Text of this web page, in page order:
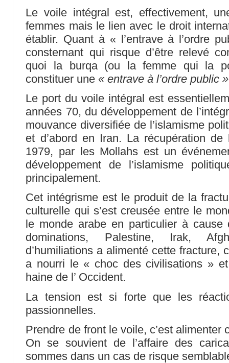
Le voile intégral est, effectivement,
femmes mais le lien avec le droit
établir. Quant à « l’entrave à l’ordre
consternant qui risque d’être relevé
quoi la burqa (ou la femme qui la
constituer une « entrave à l’ordre public »
Le port du voile intégral est
années 70, du développement de
mouvance diversifiée de l’islamisme
et d’abord en Iran. La récupération
1979, par les Mollahs est un
développement de l’islamisme
principalement.
Cet intégrisme est le produit de la
culturelle qui s’est creusée entre le
le monde arabe en particulier à cause
dominations, Palestine, Irak,
d’humiliations a alimenté cette fracture,
a nourri le « choc des civilisations »
haine de l’ Occident.
La tension est si forte que les
passionnelles.
Prendre de front le voile, c’est alimenter
On se souvient de l’affaire des
sommes dans un cas de risque